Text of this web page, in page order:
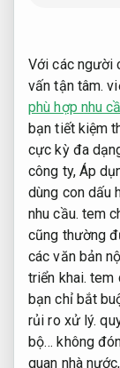
Với các người
vấn tận tâm.
phù hợp nhu
bạn tiết kiệm
cực kỳ đa
công ty, Áp
dùng con dấu
nhu cầu. tem
cũng thường
các văn bản
triển khai. tem
bạn chỉ bắt
rủi ro xử lý.
bộ… không
quan nhà nước,